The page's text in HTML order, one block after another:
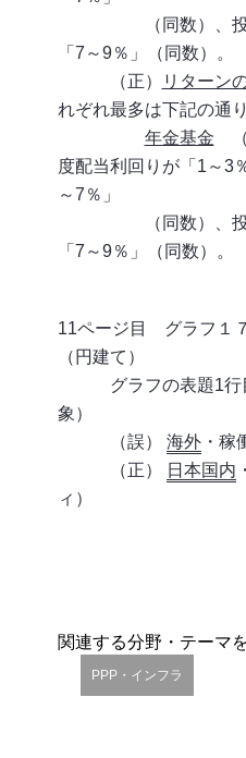
（同数）、投
「7～9％」（同数
（正）
リターン
れぞれ最多は下記の通り
年金基金 （
度配当利回りが「1～3
～7％」
（同数）、投
「7～9％」（同数）。
11ページ目 グラフ１
（円建て）
グラフの表題1行目
象）
（誤） 海外・稼
（正）
日本国内
ィ）
関連する分野・テーマ
PPP・インフラ